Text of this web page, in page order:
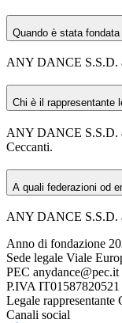
Quando è stata
ANY DANCE S.S.D.
Chi è il rappresentante
ANY DANCE S.S.D.
Ceccanti.
A quali federazioni od
ANY DANCE S.S.D.
Anno di fondazione
Sede legale Viale
PEC anydance@pec.it
P.IVA IT01587820521
Legale rappresentante
Canali social